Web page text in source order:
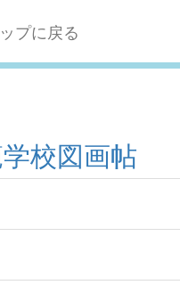
プに戻る
校図画帖